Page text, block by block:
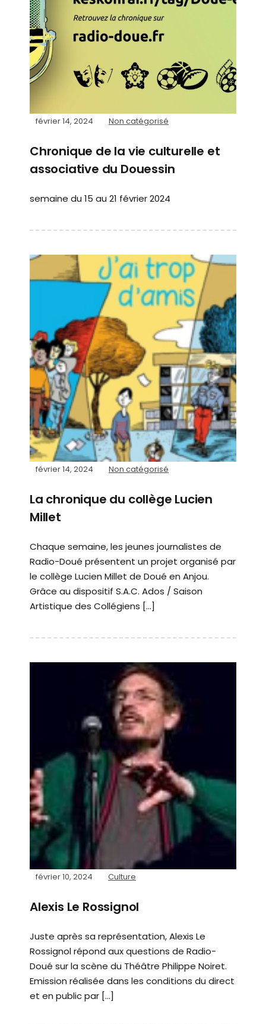
février 14, 2024 Non catégorisé
Chronique de la vie culturelle et
associative du Douessin
semaine du 15 au 21 février 2024
février 14, 2024 Non catégorisé
La chronique du collège Lucien
Millet
Chaque semaine, les jeunes journalistes de
Radio-Doué présentent un projet organisé par
le collège Lucien Millet de Doué en Anjou.
Grâce au dispositif S.A.C. Ados / Saison
Artistique des Collégiens […]
février 10, 2024 Culture
Alexis Le Rossignol
Juste après sa représentation, Alexis Le
Rossignol répond aux questions de Radio-
Doué sur la scène du Théâtre Philippe Noiret.
Emission réalisée dans les conditions du direct
et en public par […]